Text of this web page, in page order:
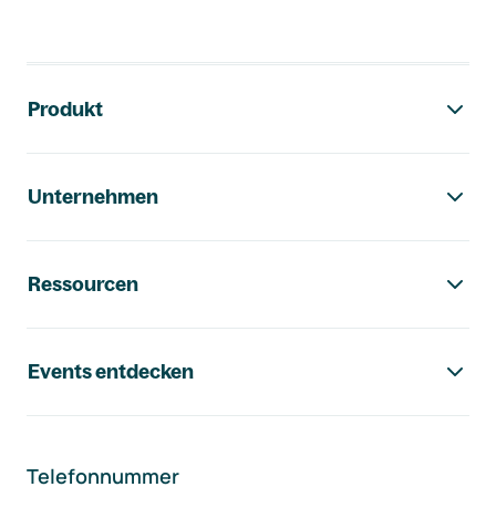
Produkt
Unternehmen
Ressourcen
Events entdecken
Telefonnummer